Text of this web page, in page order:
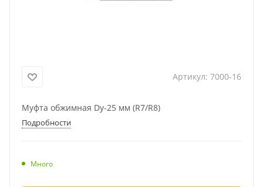
Артикул: 7000-16
Муфта обжимная Dу-25 мм (R7/R8)
Подробности
Много